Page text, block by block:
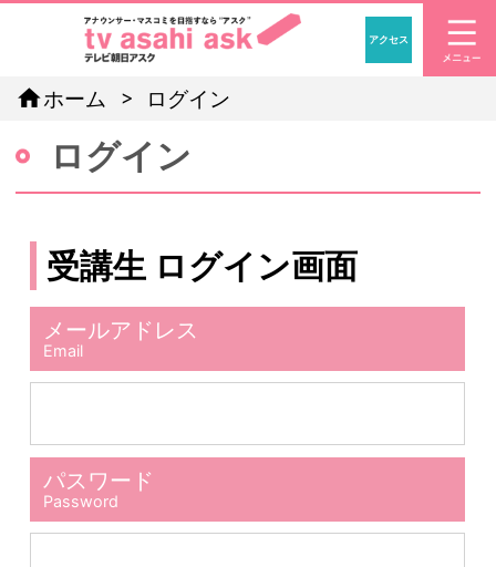
「アナウ
アクセス
homeホーム ログイン
ログイン
受講生 ログイン画面
メールアドレス
Email
パスワード
Password